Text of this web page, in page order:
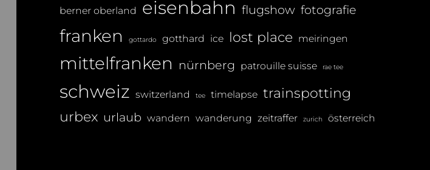
berner oberland eisenbahn flugshow fotografie
franken gottardo gotthard ice lost place meiringen
mittelfranken nürnberg patrouille suisse rae tee
schweiz switzerland tee timelapse trainspotting
urbex urlaub wandern wanderung zeitraffer zurich österreich